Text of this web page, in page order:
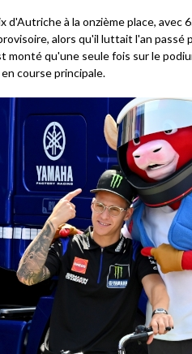
d'Autriche à la onzième place, avec
alors qu'il luttait l'an
monté qu'une seule fois sur le
course principale.